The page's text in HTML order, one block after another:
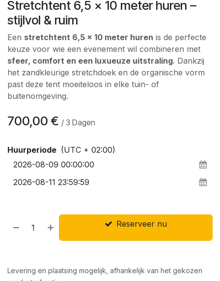
Stretchtent 6,5 × 10 meter huren –
stijlvol & ruim
Een stretchtent 6,5 × 10 meter huren is de perfecte
keuze voor wie een evenement wil combineren met
sfeer, comfort en een luxueuze uitstraling. Dankzij
het zandkleurige stretchdoek en de organische vorm
past deze tent moeiteloos in elke tuin- of
buitenomgeving.
700,00 € / 3 Dagen
Huurperiode (UTC + 02:00)
Reserveer nu
Levering en plaatsing mogelijk, afhankelijk van het gekozen